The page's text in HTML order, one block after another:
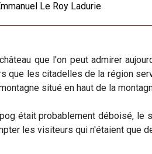
Le Roy Ladurie
que l'on peut admirer
que les citadelles de la région
situé en haut de la
était probablement déboisé, le
les visiteurs qui n'étaient que